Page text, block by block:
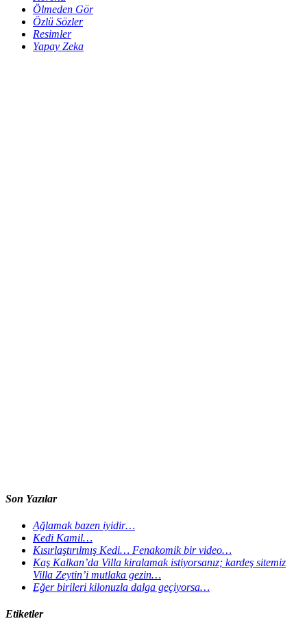
Ölmeden Gör
Özlü Sözler
Resimler
Yapay Zeka
Son Yazılar
Ağlamak bazen iyidir…
Kedi Kamil…
Kısırlaştırılmış Kedi… Fenakomik bir video…
Kaş Kalkan’da Villa kiralamak istiyorsanız; kardeş sitemiz
Villa Zeytin’i mutlaka gezin…
Eğer birileri kilonuzla dalga geçiyorsa…
Etiketler